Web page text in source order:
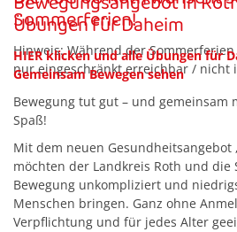
Sommerferien!
Hinweis: Während der
nur eingeschränkt erreichbar / nicht
Übungen für Daheim
HIERklicken und alle Übungen für
Gemeinsam Bewegen sehen
Bewegung tut gut – und gemeinsam
Spaß!
Mit dem neuen Gesundheitsangebot
möchten der Landkreis Roth und die
Bewegung unkompliziert und
Menschen bringen. Ganz ohne
Verpflichtung und für jedes Alter